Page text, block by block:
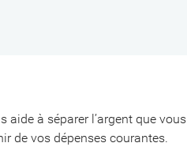
aide à séparer l’argent que vous
de vos dépenses courantes.